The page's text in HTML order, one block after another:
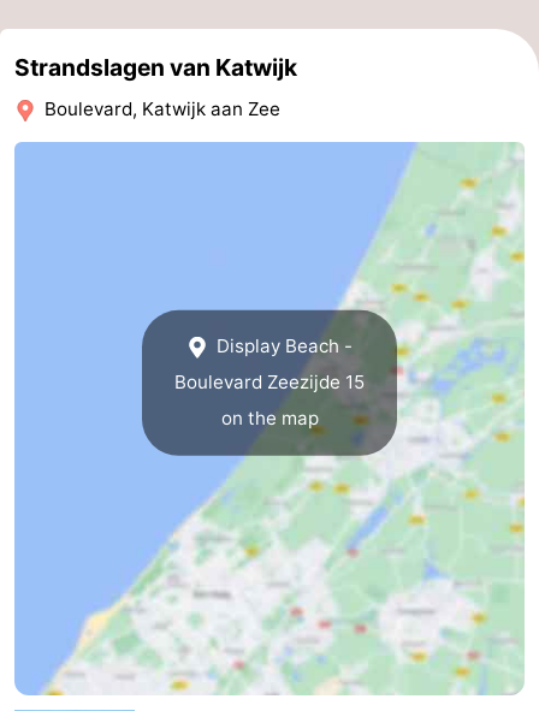
Strandslagen van Katwijk
Boulevard, Katwijk aan Zee
Display Beach -
Boulevard Zeezijde 15
on the map